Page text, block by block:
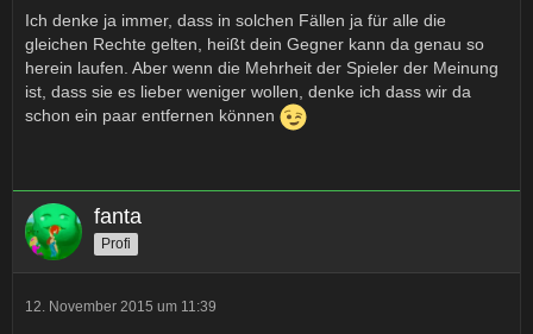
Ich denke ja immer, dass in solchen Fällen ja für alle die
gleichen Rechte gelten, heißt dein Gegner kann da genau so
herein laufen. Aber wenn die Mehrheit der Spieler der Meinung
ist, dass sie es lieber weniger wollen, denke ich dass wir da
schon ein paar entfernen können
fanta
Profi
12. November 2015 um 11:39